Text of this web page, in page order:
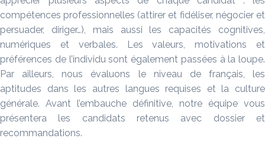
compétences professionnelles (attirer et fidéliser, négocier et
persuader, diriger…), mais aussi les capacités cognitives,
numériques et verbales. Les valeurs, motivations et
préférences de l’individu sont également passées à la loupe.
Par ailleurs, nous évaluons le niveau de français, les
aptitudes dans les autres langues requises et la culture
générale. Avant l’embauche définitive, notre équipe vous
présentera les candidats retenus avec dossier et
recommandations.